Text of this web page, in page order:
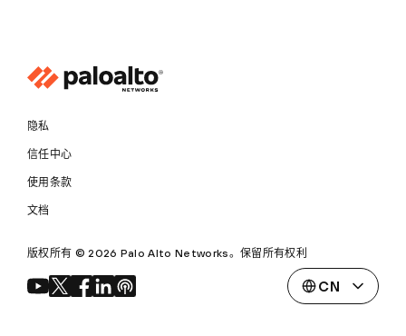
隐私
信任中心
使用条款
文档
版权所有 © 2026 Palo Alto Networks。保留所有权利
CN